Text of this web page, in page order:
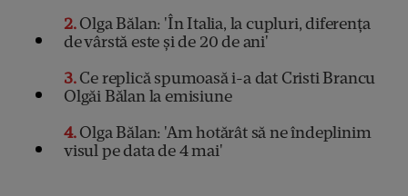
2Olga Bălan: 'În Italia, la cupluri, diferența
de vârstă este și de 20 de ani'
3Ce replică spumoasă i-a dat Cristi Brancu
Olgăi Bălan la emisiune
4Olga Bălan: 'Am hotărât să ne îndeplinim
visul pe data de 4 mai'